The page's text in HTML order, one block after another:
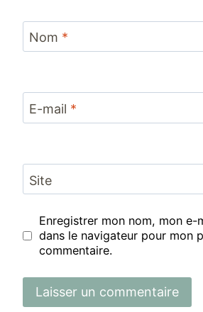
Nom *
E-mail *
Site
Enregistrer mon nom, mon e-
dans le navigateur pour mon
commentaire.